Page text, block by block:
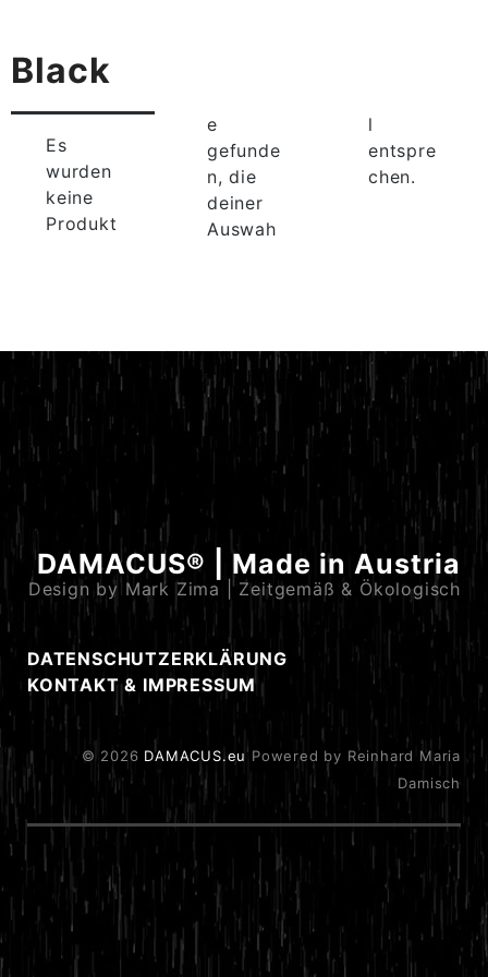
Black
Es
wurden
keine
Produkt
e
gefunde
n, die
deiner
Auswah
l
entspre
chen.
DAMACUS® | Made in Austria
Design by Mark Zima | Zeitgemäß & Ökologisch
DATENSCHUTZERKLÄRUNG
KONTAKT & IMPRESSUM
© 2026 DAMACUS.eu Powered by Reinhard Maria
Damisch